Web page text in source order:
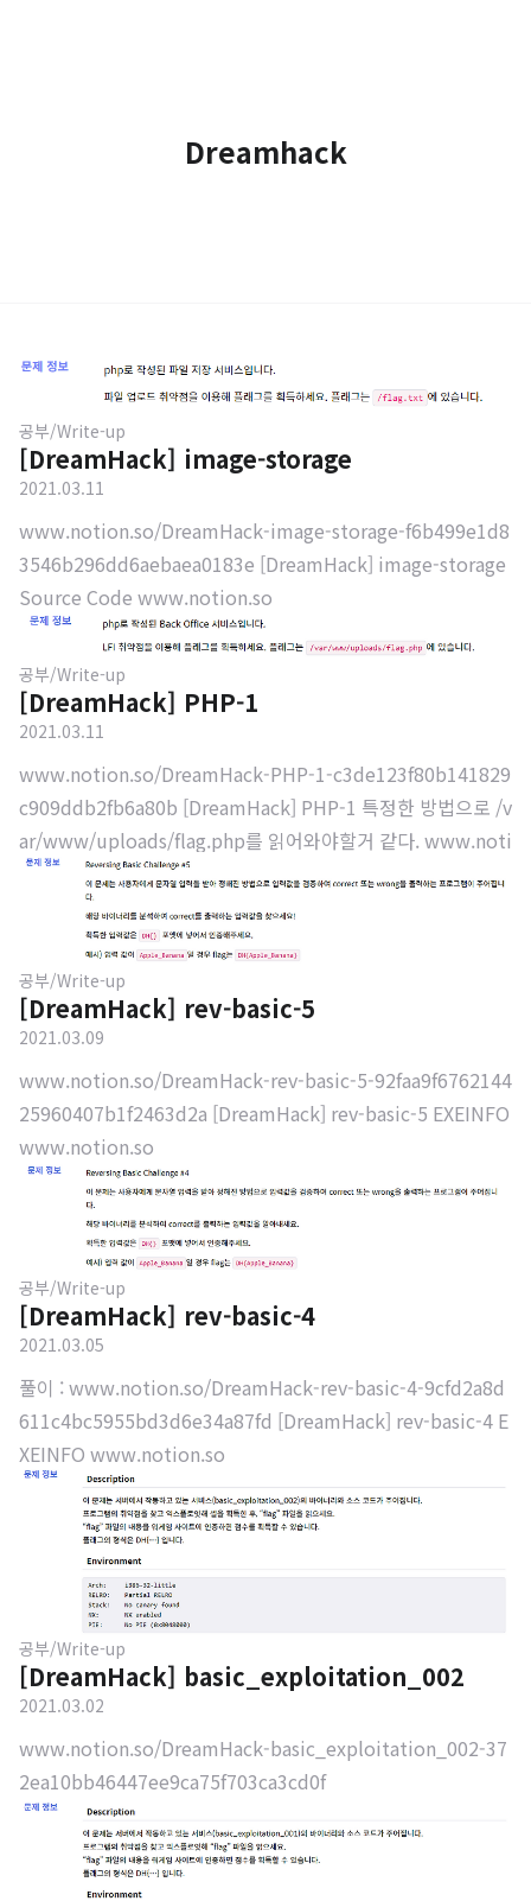
Dreamhack
공부/Write-up
[DreamHack] image-storage
2021.03.11
www.notion.so/DreamHack-image-storage-f6b499e1d8
3546b296dd6aebaea0183e [DreamHack] image-storage
Source Code www.notion.so
공부/Write-up
[DreamHack] PHP-1
2021.03.11
www.notion.so/DreamHack-PHP-1-c3de123f80b141829
c909ddb2fb6a80b [DreamHack] PHP-1 특정한 방법으로 /v
ar/www/uploads/flag.php를 읽어와야할거 같다. www.noti
on.so
공부/Write-up
[DreamHack] rev-basic-5
2021.03.09
www.notion.so/DreamHack-rev-basic-5-92faa9f6762144
25960407b1f2463d2a [DreamHack] rev-basic-5 EXEINFO
www.notion.so
공부/Write-up
[DreamHack] rev-basic-4
2021.03.05
풀이 : www.notion.so/DreamHack-rev-basic-4-9cfd2a8d
611c4bc5955bd3d6e34a87fd [DreamHack] rev-basic-4 E
XEINFO www.notion.so
공부/Write-up
[DreamHack] basic_exploitation_002
2021.03.02
www.notion.so/DreamHack-basic_exploitation_002-37
2ea10bb46447ee9ca75f703ca3cd0f